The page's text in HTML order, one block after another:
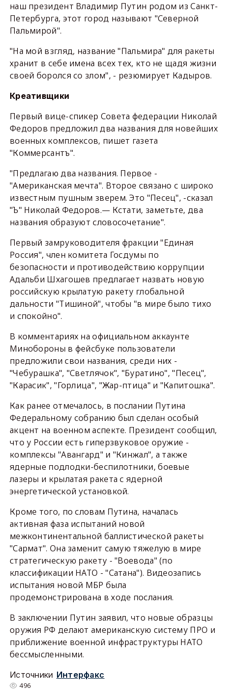
наш президент Владимир Путин родом из Санкт-
Петербурга, этот город называют "Северной
Пальмирой".
"На мой взгляд, название "Пальмира" для ракеты
хранит в себе имена всех тех, кто не щадя жизни
своей боролся со злом", - резюмирует Кадыров.
Креативщики
Первый вице-спикер Совета федерации Николай
Федоров предложил два названия для новейших
военных комплексов, пишет газета
"Коммерсантъ".
"Предлагаю два названия. Первое -
"Американская мечта". Второе связано с широко
известным пушным зверем. Это "Песец", -сказал
"Ъ" Николай Федоров.— Кстати, заметьте, два
названия образуют словосочетание".
Первый замруководителя фракции "Единая
Россия", член комитета Госдумы по
безопасности и противодействию коррупции
Адальби Шхагошев предлагает назвать новую
российскую крылатую ракету глобальной
дальности "Тишиной", чтобы "в мире было тихо
и спокойно".
В комментариях на официальном аккаунте
Минобороны в фейсбуке пользователи
предложили свои названия, среди них -
"Чебурашка", "Светлячок", "Буратино", "Песец",
"Карасик", "Горлица", "Жар-птица" и "Капитошка".
Как ранее отмечалось, в послании Путина
Федеральному собранию был сделан особый
акцент на военном аспекте. Президент сообщил,
что у России есть гиперзвуковое оружие -
комплексы "Авангард" и "Кинжал", а также
ядерные подлодки-беспилотники, боевые
лазеры и крылатая ракета с ядерной
энергетической установкой.
Кроме того, по словам Путина, началась
активная фаза испытаний новой
межконтинентальной баллистической ракеты
"Сармат". Она заменит самую тяжелую в мире
стратегическую ракету - "Воевода" (по
классификации НАТО - "Сатана"). Видеозапись
испытания новой МБР была
продемонстрирована в ходе послания.
В заключении Путин заявил, что новые образцы
оружия РФ делают американскую систему ПРО и
приближение военной инфраструктуры НАТО
бессмысленными.
Источники Интерфакс
496